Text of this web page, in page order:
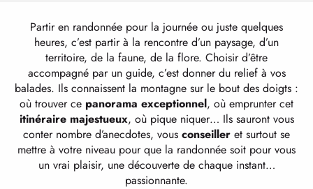
Partir en randonnée pour la journée ou juste quelques
heures, c’est partir à la rencontre d’un paysage, d’un
territoire, de la faune, de la flore. Choisir d’être
accompagné par un guide, c’est donner du relief à vos
balades. Ils connaissent la montagne sur le bout des doigts :
où trouver ce panorama exceptionnel, où emprunter cet
itinéraire majestueux, où pique niquer… Ils sauront vous
conter nombre d’anecdotes, vous conseiller et surtout se
mettre à votre niveau pour que la randonnée soit pour vous
un vrai plaisir, une découverte de chaque instant…
passionnante.